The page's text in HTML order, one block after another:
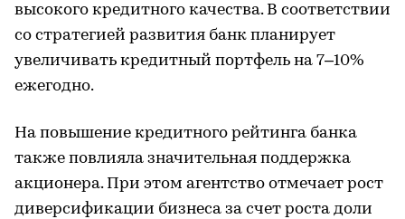
высокого кредитного качества. В соответствии
со стратегией развития банк планирует
увеличивать кредитный портфель на 7–10%
ежегодно.
На повышение кредитного рейтинга банка
также повлияла значительная поддержка
акционера. При этом агентство отмечает рост
диверсификации бизнеса за счет роста доли